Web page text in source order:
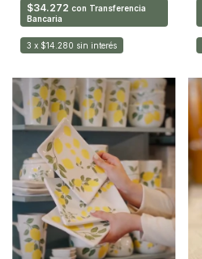
$34.272 con Transferencia
Bancaria
3 x $14.280 sin interés